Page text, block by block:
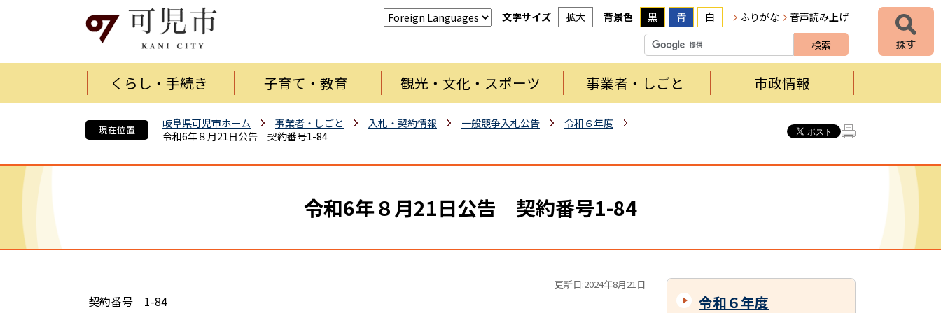
文字サイズ 拡大 背景色 黒 青 白 ふりがな 音声読み上げ
くらし・手続き 子育て・教育 観光・文化・スポーツ 事業者・しごと 市政情報
現在位置 岐阜県可児市ホーム 事業者・しごと 入札・契約情報 一般競争入札公告
令和６年度
令和6年８月21日公告 契約番号1-84
令和6年８月21日公告 契約番号1-84
更新日:2024年8月21日
契約番号 1-84
令和６年度